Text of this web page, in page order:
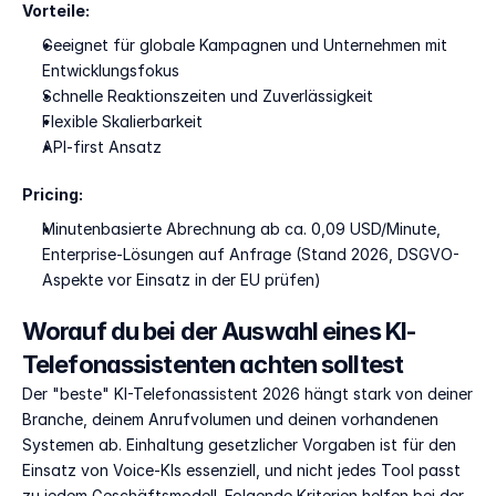
Vorteile:
Geeignet für globale Kampagnen und Unternehmen mit
Entwicklungsfokus
Schnelle Reaktionszeiten und Zuverlässigkeit
Flexible Skalierbarkeit
API-first Ansatz
Pricing:
Minutenbasierte Abrechnung ab ca. 0,09 USD/Minute,
Enterprise-Lösungen auf Anfrage (Stand 2026, DSGVO-
Aspekte vor Einsatz in der EU prüfen)
Worauf du bei der Auswahl eines KI-
Telefonassistenten achten solltest
Der "beste" KI-Telefonassistent 2026 hängt stark von deiner
Branche, deinem Anrufvolumen und deinen vorhandenen
Systemen ab. Einhaltung gesetzlicher Vorgaben ist für den
Einsatz von Voice-KIs essenziell, und nicht jedes Tool passt